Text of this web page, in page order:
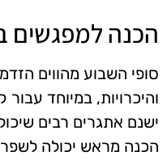
הכנה למפגשים
סופי השבוע מהווים
והיכרויות, במיוחד
ישנם אתגרים רבים
הכנה מראש יכולה לשפר